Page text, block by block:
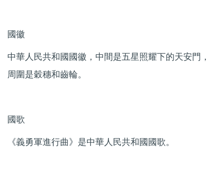
國徽
中華人民共和國國徽，中間是五星照耀下的天安門，
周圍是穀穗和齒輪。
國歌
《義勇軍進行曲》是中華人民共和國國歌。